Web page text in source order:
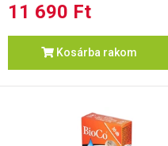
11 690 Ft
Kosárba rakom